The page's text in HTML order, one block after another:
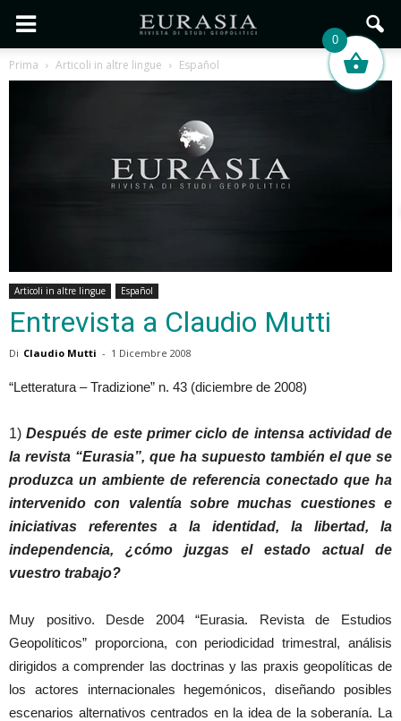
Prima Articoli in altre lingue Español
Articoli in altre lingue Español
Entrevista a Claudio Mutti
Di Claudio Mutti - 1 Dicembre 2008
“Letteratura – Tradizione” n. 43 (diciembre de 2008)
1)Después de este primer ciclo de intensa actividad de
la revista “Eurasia”, que ha supuesto también el que se
produzca un ambiente de referencia conectado que ha
intervenido con valentía sobre muchas cuestiones e
iniciativas referentes a la identidad, la libertad, la
independencia, ¿cómo juzgas el estado actual de
vuestro trabajo?
Muy positivo. Desde 2004 “Eurasia. Revista de Estudios
Geopolíticos” proporciona, con periodicidad trimestral, análisis
dirigidos a comprender las doctrinas y las praxis geopolíticas de
los actores internacionales hegemónicos, diseñando posibles
escenarios alternativos centrados en la idea de la soberanía. La
0